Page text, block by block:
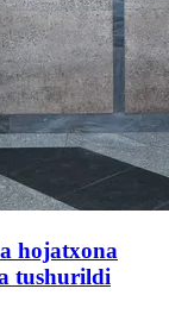
hojatxona
tushurildi